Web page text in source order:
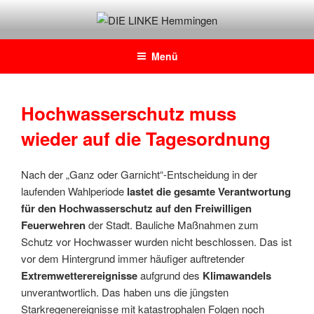
springenDIE LINKE Hemmingen
Daniel Josten, DIE LINKE im Rat der Stadt Hemmingen
Menü
Hochwasserschutz muss
wieder auf die Tagesordnung
Nach der „Ganz oder Garnicht“-Entscheidung in der
laufenden Wahlperiode lastet die gesamte Verantwortung
für den Hochwasserschutz auf den Freiwilligen
Feuerwehrender Stadt. Bauliche Maßnahmen zum
Schutz vor Hochwasser wurden nicht beschlossen. Das ist
vor dem Hintergrund immer häufiger auftretender
Extremwetterereignisseaufgrund des Klimawandels
unverantwortlich. Das haben uns die jüngsten
Starkregenereignisse mit katastrophalen Folgen noch